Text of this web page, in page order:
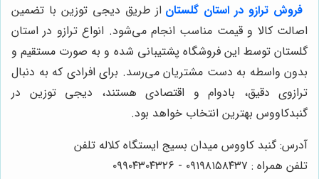
فروش ترازو در استان گلستان از طریق دیجی توزین با تضمین
اصالت کالا و قیمت مناسب انجام می‌شود. انواع ترازو در استان
گلستان توسط این فروشگاه پشتیبانی شده و به صورت مستقیم و
بدون واسطه به دست مشتریان می‌رسد. برای افرادی که به دنبال
ترازوی دقیق، بادوام و اقتصادی هستند، دیجی توزین در
گنبدکاووس بهترین انتخاب خواهد بود.
آدرس: گنبد کاووس میدان بسیج ایستگاه کلاله تلفن
تلفن همراه : ۰۹۱۹۸۱۵۸۴۳۷ - ۰۹۹۰۴۳۰۴۳۲۶